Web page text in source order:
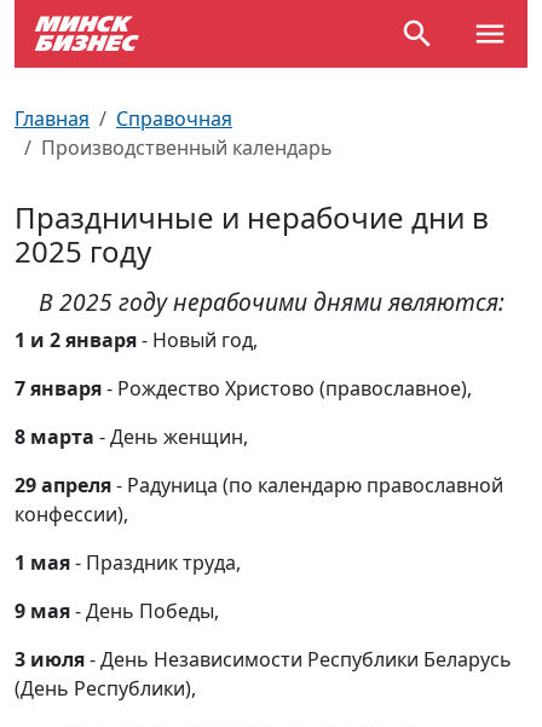
Главная
Справочная
Производственный календарь
Праздничные и нерабочие дни в
2025 году
В 2025 году нерабочими днями являются:
1 и 2 января- Новый год,
7 января- Рождество Христово (православное),
8 марта - День женщин,
29 апреля- Радуница (по календарю православной
конфессии),
1 мая- Праздник труда,
9 мая- День Победы,
3 июля- День Независимости Республики Беларусь
(День Республики),
По профессиям
Возле метро
Карта Минска
Почтовые индексы
Улицы Минска
Производственный календарь
Документы для ЗАГСа
Электрички
Схема метро
Пробки на дорогах
Самолеты